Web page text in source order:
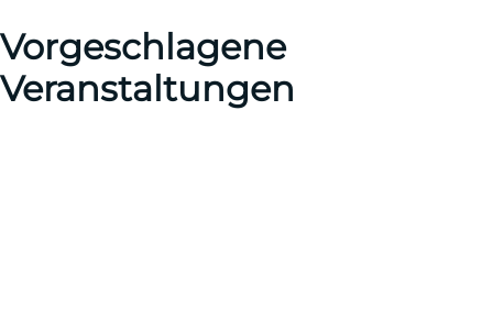
Vorgeschlagene
Veranstaltungen